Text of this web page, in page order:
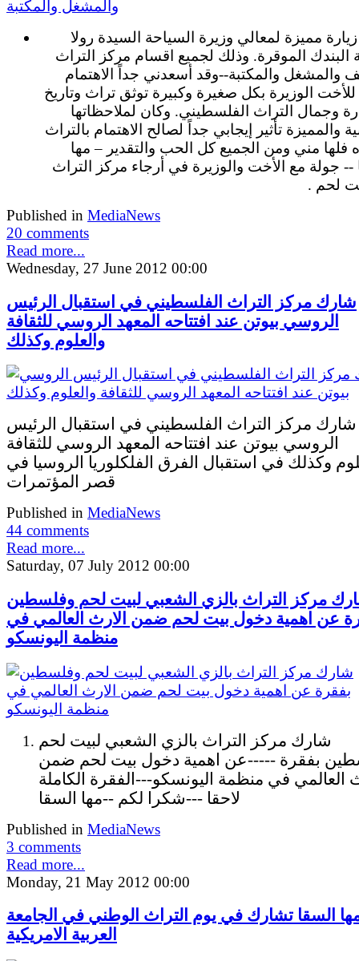
مميزة لمعالي وزيرة السياحة السيدة رولا
البندك الموقرة. وذلك لجميع اقسام مركز التراث
والمشغل والمكتبة--وقد أسعدني جداً الاهتمام
للأخت الوزيرة بكل صغيرة وكبيرة توثق تراث وتاريخ
وجمال التراث الفلسطيني. وكان لملاحظاتها
والمميزة تأثير إيجابي جداً لصالح الاهتمام بالتراث
فلها مني ومن الجميع كل الحب والتقدير – مها
-- جولة مع الأخت والوزيرة في أرجاء مركز التراث
لحم .
Published in MediaNews
20 comments
Read more...
Wednesday, 27 June 2012 00:00
شارك مركز التراث الفلسطيني في استقبال الرئيس
الروسي بيوتن عند افتتاحه المعهد الروسي للثقافة
والعلوم وكذلك
شارك مركز التراث الفلسطيني في استقبال الرئيس
الروسي بيوتن عند افتتاحه المعهد الروسي للثقافة
وكذلك في استقبال الفرق الفلكلوريا الروسيا في
قصر المؤتمرات
Published in MediaNews
44 comments
Read more...
Saturday, 07 July 2012 00:00
مركز التراث بالزي الشعبي لبيت لحم وفلسطين
عن اهمية دخول بيت لحم ضمن الارث العالمي في
منظمة اليونسكو
شارك مركز التراث بالزي الشعبي لبيت لحم
بفقرة -----عن اهمية دخول بيت لحم ضمن
العالمي في منظمة اليونسكو---الفقرة الكاملة
لاحقا ---شكرا لكم --مها السقا
Published in MediaNews
3 comments
Read more...
Monday, 21 May 2012 00:00
السقا تشارك في يوم التراث الوطني في الجامعة
العربية الامريكية